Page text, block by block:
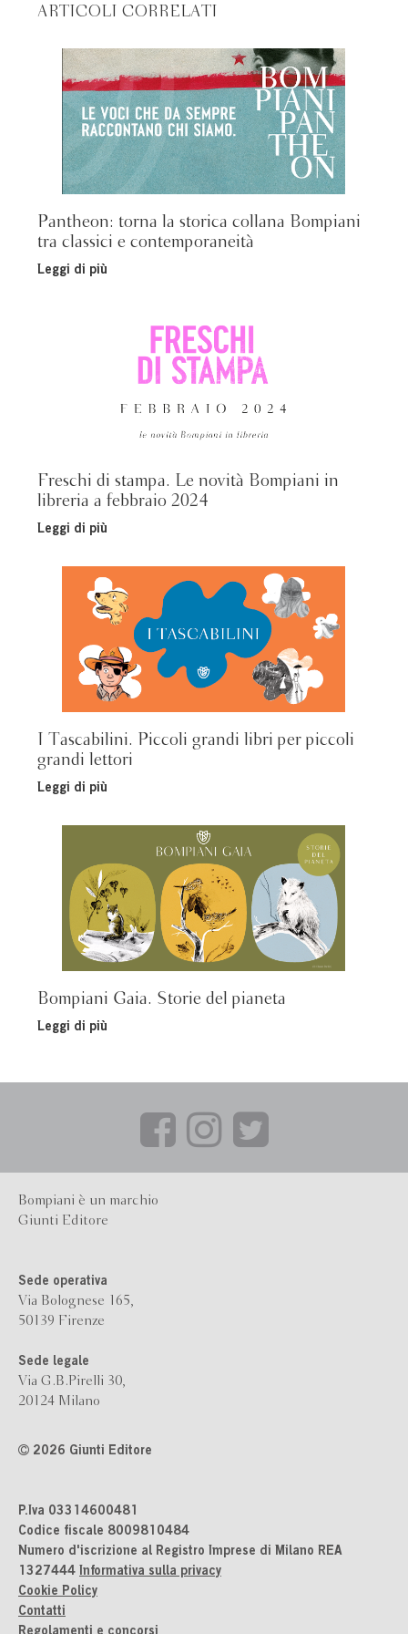
ARTICOLI CORRELATI
Pantheon: torna la storica collana Bompiani
tra classici e contemporaneità
Leggi di più
Freschi di stampa. Le novità Bompiani in
libreria a febbraio 2024
Leggi di più
I Tascabilini. Piccoli grandi libri per piccoli
grandi lettori
Leggi di più
Bompiani Gaia. Storie del pianeta
Leggi di più
Bompiani è un marchio
Giunti Editore
Sede operativa
Via Bolognese 165,
50139 Firenze
Sede legale
Via G.B.Pirelli 30,
20124 Milano
2026 Giunti Editore
P.Iva 03314600481
Codice fiscale 8009810484
Numero d'iscrizione al Registro Imprese di Milano REA
1327444 Informativa sulla privacy
Cookie Policy
Contatti